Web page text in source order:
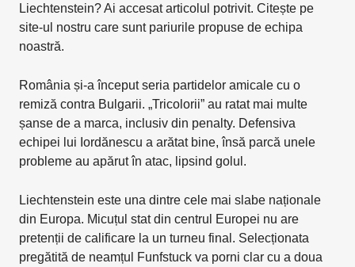
Liechtenstein? Ai accesat articolul potrivit. Citește pe
site-ul nostru care sunt pariurile propuse de echipa
noastră.
România și-a început seria partidelor amicale cu o
remiză contra Bulgarii. „Tricolorii” au ratat mai multe
șanse de a marca, inclusiv din penalty. Defensiva
echipei lui Iordănescu a arătat bine, însă parcă unele
probleme au apărut în atac, lipsind golul.
Liechtenstein este una dintre cele mai slabe naționale
din Europa. Micuțul stat din centrul Europei nu are
pretenții de calificare la un turneu final. Selecționata
pregătită de neamțul Funfstuck va porni clar cu a doua